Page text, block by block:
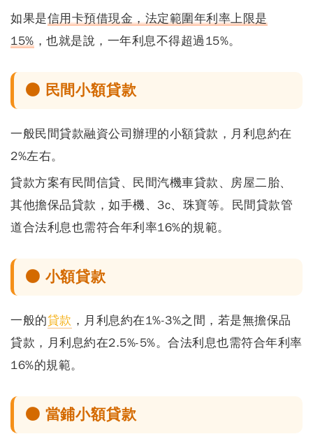
如果是信用卡預借現金，法定範圍年利率上限是
15% ，也就是說，一年利息不得超過15%。
● 民間小額貸款
一般民間貸款融資公司辦理的小額貸款，月利息約在
2%左右。
貸款方案有民間信貸、民間汽機車貸款、房屋二胎、
其他擔保品貸款，如手機、3c、珠寶等。民間貸款管
道合法利息也需符合年利率16%的規範。
● 小額貸款
一般的貸款 ，月利息約在1%-3%之間，若是無擔保品
貸款，月利息約在2.5%-5%。合法利息也需符合年利率
16%的規範。
● 當鋪小額貸款